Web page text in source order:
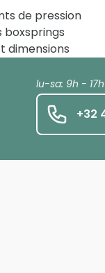
de pression
dimensions
lu-sa: 9h - 17h
+32